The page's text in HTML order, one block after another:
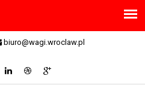
biuro@wagi.wroclaw.pl